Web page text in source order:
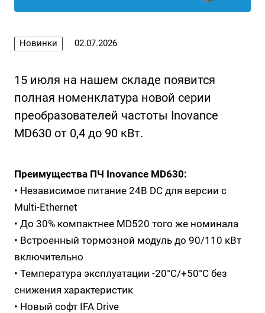
Новинки 02.07.2026
15 июля на нашем складе появится
полная номенклатура новой серии
преобразователей частоты Inovance
MD630 от 0,4 до 90 кВт.
Преимущества ПЧ Inovance MD630:
• Независимое питание 24В DC для версии с
Multi-Ethernet
• До 30% компактнее MD520 того же номинала
• Встроенный тормозной модуль до 90/110 кВт
включительно
• Температура эксплуатации -20°С/+50°С без
снижения характеристик
• Новый софт IFA Drive